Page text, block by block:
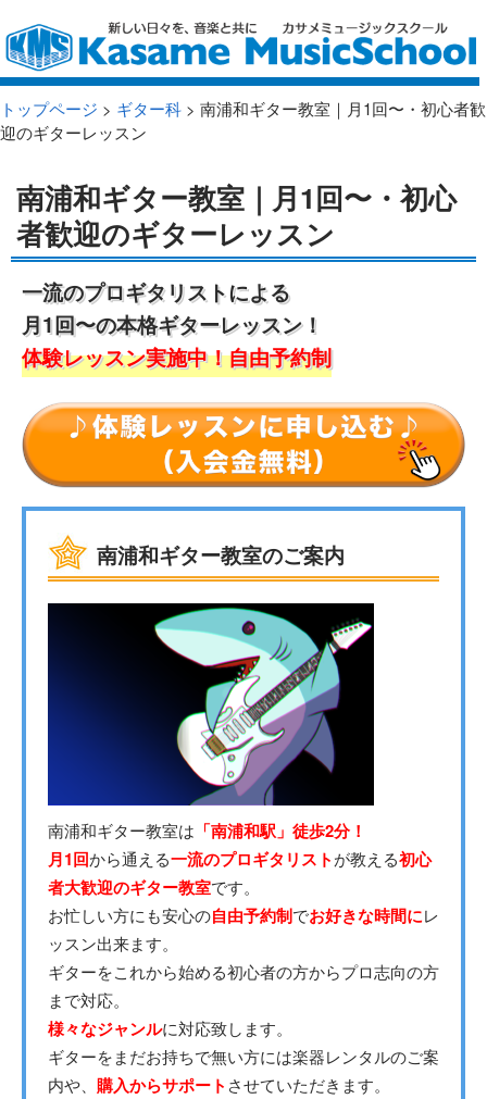
トップページ > ギター科 > 南浦和ギター教室｜月1回〜・初心者歓
迎のギターレッスン
南浦和ギター教室｜月1回〜・初心
者歓迎のギターレッスン
一流のプロギタリストによる
月1回〜の本格ギターレッスン！
体験レッスン実施中！自由予約制
南浦和ギター教室のご案内
南浦和ギター教室は 「南浦和駅」徒歩2分！
月1回から通える一流のプロギタリストが教える初心
者大歓迎のギター教室です。
お忙しい方にも安心の自由予約制でお好きな時間にレ
ッスン出来ます。
ギターをこれから始める初心者の方からプロ志向の方
まで対応。
様々なジャンルに対応致します。
ギターをまだお持ちで無い方には楽器レンタルのご案
内や、 購入からサポート させていただきます。